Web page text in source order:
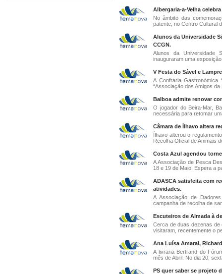
Albergaria-a-Velha
No âmbito das
patente, no Centro Cultural
Alunos da Universidade
CCGN.
Alunos da Universidade
inauguraram uma
V Festa do Sável e
A Confraria Gastronómica
“Associação dos Amigos da
Balboa admite renovar
O jogador do Beira-Mar,
necessária para retomar
Câmara de Ílhavo altera
Ílhavo alterou o
Recolha Oficial de Animais
Costa Azul agendou
A Associação de Pesca
18 e 19 de Maio. Espera a
ADASCA satisfeita com
atividades.
A Associação de
campanha de recolha de
Escuteiros de Almada à
Cerca de duas dezenas de
visitaram, recentemente o
Ana Luísa Amaral,
A livraria Bertrand do
mês de Abril. No dia 20,
PS quer saber se projeto